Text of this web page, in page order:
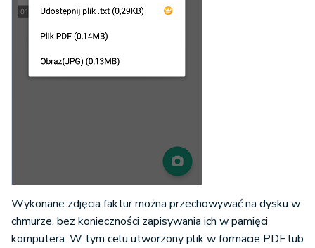
Wykonane zdjęcia faktur można przechowywać na dysku w
chmurze, bez konieczności zapisywania ich w pamięci
komputera. W tym celu utworzony plik w formacie PDF lub